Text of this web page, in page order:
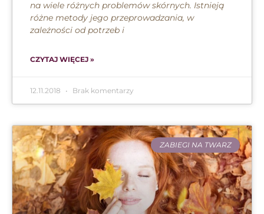
na wiele różnych problemów skórnych. Istnieją
różne metody jego przeprowadzania, w
zależności od potrzeb i
CZYTAJ WIĘCEJ »
12.11.2018 Brak komentarzy
ZABIEGI NA TWARZ